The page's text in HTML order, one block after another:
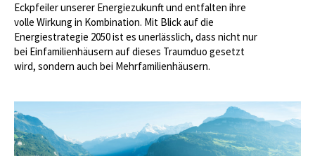
Eckpfeiler unserer Energiezukunft und entfalten ihre
volle Wirkung in Kombination. Mit Blick auf die
Energiestrategie 2050 ist es unerlässlich, dass nicht nur
bei Einfamilienhäusern auf dieses Traumduo gesetzt
wird, sondern auch bei Mehrfamilienhäusern.